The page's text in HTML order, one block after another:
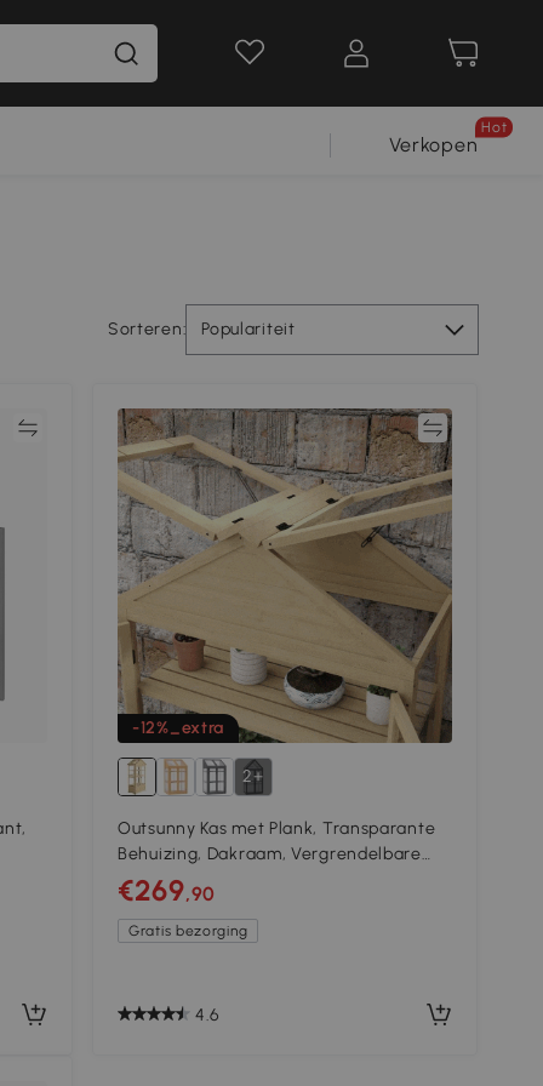
Verkopen
Hot
Sorteren: Populariteit
-12%_extra
Vergelijk
2+
Outsunny Kas met Plank, Transparante
Behuizing, Dakraam, Vergrendelbare
Deur, Acryl, Houten Frame, 100x56,5x178
cm
€269,90
Gratis bezorging
4.6